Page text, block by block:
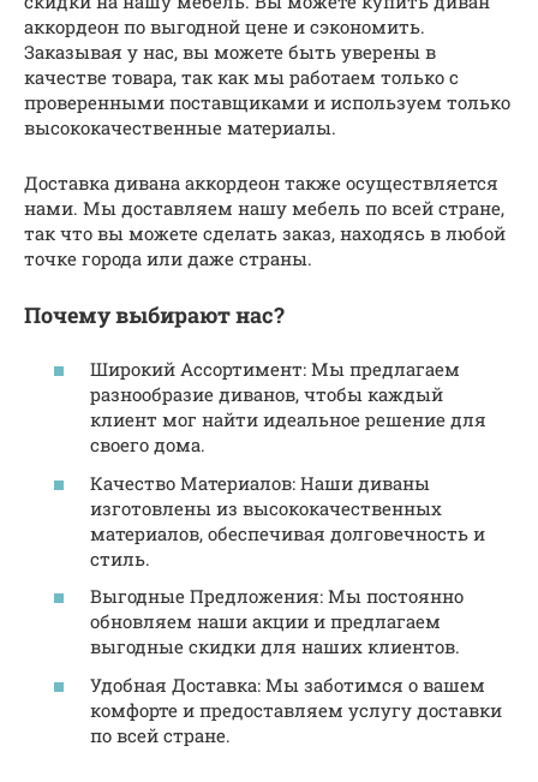
аккордеон по выгодной цене и сэкономить.
Заказывая у нас, вы можете быть уверены в
качестве товара, так как мы работаем только с
проверенными поставщиками и используем только
высококачественные материалы.
Доставка дивана аккордеон также осуществляется
нами. Мы доставляем нашу мебель по всей стране,
так что вы можете сделать заказ, находясь в любой
точке города или даже страны.
Почему выбирают нас?
Широкий Ассортимент: Мы предлагаем
разнообразие диванов, чтобы каждый
клиент мог найти идеальное решение для
своего дома.
Качество Материалов: Наши диваны
изготовлены из высококачественных
материалов, обеспечивая долговечность и
стиль.
Выгодные Предложения: Мы постоянно
обновляем наши акции и предлагаем
выгодные скидки для наших клиентов.
Удобная Доставка: Мы заботимся о вашем
комфорте и предоставляем услугу доставки
по всей стране.